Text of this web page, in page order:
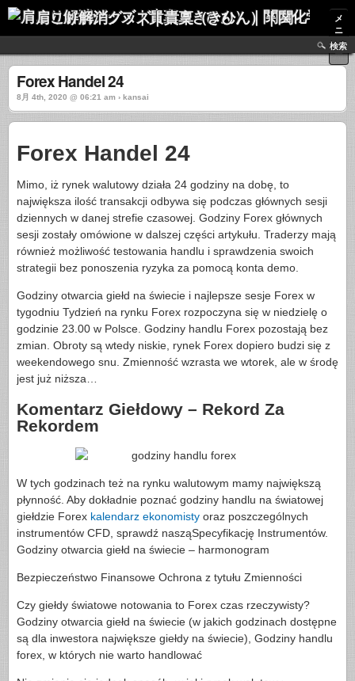
肩こり解消グッズ｜貴稟（きひん）｜関西化学株式会社
メ
ニ
ュ
ー
検索
Forex Handel 24
8月 4th, 2020 @ 06:21 am › kansai
Forex Handel 24
Mimo, iż rynek walutowy działa 24 godziny na dobę, to
największa ilość transakcji odbywa się podczas głównych sesji
dziennych w danej strefie czasowej. Godziny Forex głównych
sesji zostały omówione w dalszej części artykułu. Traderzy mają
również możliwość testowania handlu i sprawdzenia swoich
strategii bez ponoszenia ryzyka za pomocą konta demo.
Godziny otwarcia giełd na świecie i najlepsze sesje Forex w
tygodniu Tydzień na rynku Forex rozpoczyna się w niedzielę o
godzinie 23.00 w Polsce. Godziny handlu Forex pozostają bez
zmian. Obroty są wtedy niskie, rynek Forex dopiero budzi się z
weekendowego snu. Zmienność wzrasta we wtorek, ale w środę
jest już niższa…
Komentarz Giełdowy – Rekord Za
Rekordem
W tych godzinach też na rynku walutowym mamy największą
płynność. Aby dokładnie poznać godziny handlu na światowej
giełdzie Forex kalendarz ekonomisty oraz poszczególnych
instrumentów CFD, sprawdź nasząSpecyfikację Instrumentów.
Godziny otwarcia giełd na świecie – harmonogram
Bezpieczeństwo Finansowe Ochrona z tytułu Zmienności
Czy giełdy światowe notowania to Forex czas rzeczywisty?
Godziny otwarcia giełd na świecie (w jakich godzinach dostępne
są dla inwestora największe giełdy na świecie), Godziny handlu
forex, w których nie warto handlować